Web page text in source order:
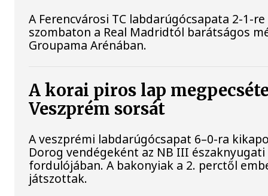
A Ferencvárosi TC labdarúgócsapata 2-1-
szombaton a Real Madridtól barátságos
Groupama Arénában.
A korai piros lap
Veszprém sorsát
A veszprémi labdarúgócsapat 6–0-ra
Dorog vendégeként az NB III
fordulójában. A bakonyiak a 2. perctől
játszottak.